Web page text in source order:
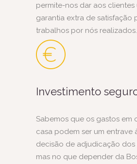
permite-nos dar aos clientes
garantia extra de satisfação
trabalhos por nós realizados.
Investimento
Sabemos que os gastos em
casa podem ser um entrave
decisão de adjudicação dos
mas no que depender da